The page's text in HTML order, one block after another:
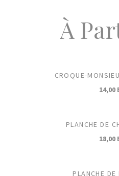
À
CROQUE-
14,00
PLANCHE DE
18,00
PLANCHE DE